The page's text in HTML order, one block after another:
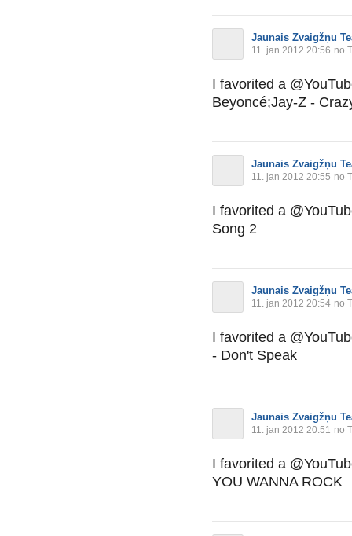
Jaunais Zvaigžņu
11. jan 2012 20:56 no
I favorited a
Beyoncé;Jay-Z -
Jaunais Zvaigžņu
11. jan 2012 20:55 no
I favorited a
Song 2
Jaunais Zvaigžņu
11. jan 2012 20:54 no
I favorited a
- Don't Speak
Jaunais Zvaigžņu
11. jan 2012 20:51 no
I favorited a
YOU WANNA ROCK